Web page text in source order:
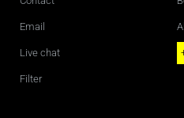
Email
Live chat
Filter